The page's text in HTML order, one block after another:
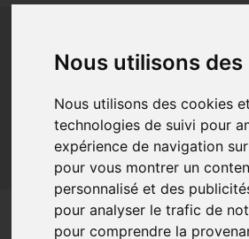
Nous utilisons
Nous utilisons des cookies
technologies de suivi pour
expérience de navigation
pour vous montrer un
personnalisé et des
pour analyser le trafic de
pour comprendre la
Communication GNI
Sacem
Initiatives
Réglementation
Loyers
Urssaf La reprise
Relations clients & OTA
Agirc-Arrco
Pass sanitaire/vaccinal
Plan de
Fonds de